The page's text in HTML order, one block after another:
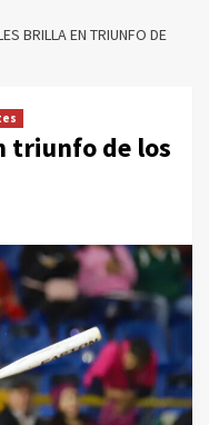
BRILLA EN TRIUNFO DE
triunfo de los